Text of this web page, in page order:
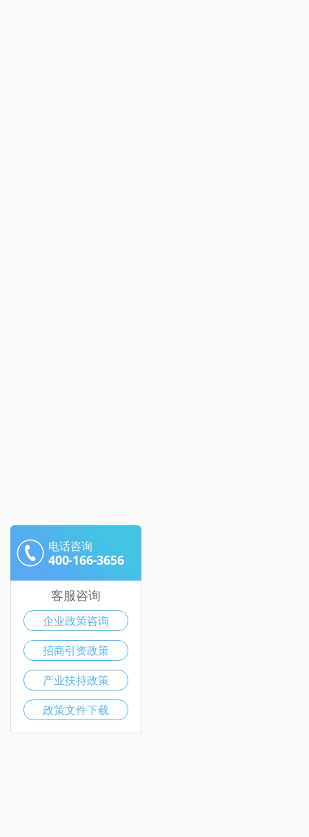
电话咨询
400-166-3656
客服咨询
企业政策咨询
招商引资政策
产业扶持政策
政策文件下载